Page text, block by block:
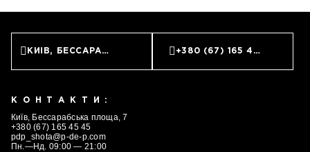
КИЇВ, БЕССАРАБСЬКА ПЛОЩА, 7 +380 (67) 165 45 45
КОНТАКТИ:
Київ, Бессарабська площа, 7
+380 (67) 165 45 45
pdp_shota@p-de-p.com
Пн.—Нд. 09:00 — 21:00